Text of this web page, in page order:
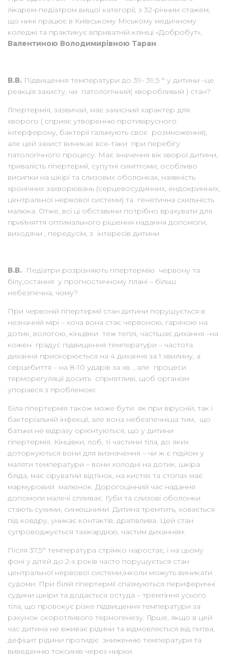
лікарем-педіатром вищої категорії, з 32-річним стажем,
що нині працює в Київському Міському медичному
коледжі та практикує вприватній клініці «Добробут»,
Валентиною Володимирівною Таран.
В.В. Підвищення температури до 39- 39,5 ° у дитини –це
реакція захисту, чи патологічний( хворобливий ) стан?
Гіпертермія, зазвичай, має захисний характер для
хворого ( сприяє утворенню противірусного
інтерферону, бактерії гальмують своє розмноження),
але цей захист виникає все-таки при перебігу
патологічного процесу. Має значення вік хворої дитини,
тривалість гіпертермії, супутні симптоми, особливо
висипки на шкірі та слизових оболонках, наявність
хронічних захворювань (серцевосудинних, ендокринних,
центральної нервової системи) та генетична схильність
малюка. Отже, всі ці обставини потрібно врахувати для
прийняття оптимального рішення надання допомоги,
виходячи , передусім, з інтересів дитини.
В.В.
Педіатри розрізняють гіпертермію червону та
білу,остання у прогностичному плані – більш
небезпечна, чому?
При червоній гіпертермії стан дитини порушується в
незначній мірі – хоча вона стає червоною, гарячою на
дотик, вологою, кінцівки теж теплі, частішає дихання –на
кожен градус підвищення температури – частота
дихання прискорюється на 4 дихання за 1 хвилину, а
серцебиття – на 8-10 ударів за хв. , але процеси
терморегуляції досить сприятливі, щоб організм
упорався з проблемою.
Біла гіпертермія також може бути як при вірусній, так і
бактеріальній інфекції, але вона небезпечніша тим, що
батьки не відразу орієнтуються, що у дитини
гіпертермія. Кінцівки, лоб, ті частини тіла, до яких
доторкуються вони для визначення – чи ж є підйом у
маляти температури – вони холодні на дотик, шкіра
бліда, має сіруватий відтінок, на кистях та стопах має
мармуровий малюнок. Дорогоцінний час надання
допомоги малечі спливає. Губи та слизові оболонки
стають сухими, синюшними. Дитина тремтить, ховається
під ковдру, уникає контактів, дратівлива. Цей стан
супроводжується тахікардією, частим диханням.
Після 37,5° температура стрімко наростає, і на цьому
фоні у дітей до 2-х років часто порушується стан
центральної нервової системи,інколи можуть виникати
судоми. При білій гіпертермії спазмуються периферичні
судини шкіри та додається остуда – тремтіння усього
тіла, що провокує різке підвищення температури за
рахунок скоротливого термогенезу. Гірше, якщо в цей
час дитина не вживає рідини та відмовляється від питва,
дефіцит рідини протидіє зниженню температури та
виведенню токсинів через нирки.